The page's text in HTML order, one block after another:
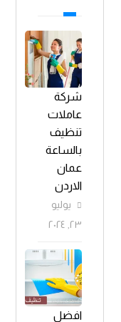
شركة
عاملات
تنظيف
بالساعة
عمان
الاردن
يوليو
٢٣, ٢٠٢٤
افضل